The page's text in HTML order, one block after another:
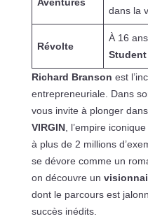
dans la
Révolte
À 16
Student
Richard Branson est
entrepreneuriale. Dans
vous invite à plonger
VIRGIN, l’empire
à plus de 2 millions
se dévore comme un
on découvre un
dont le parcours est
succès inédits.